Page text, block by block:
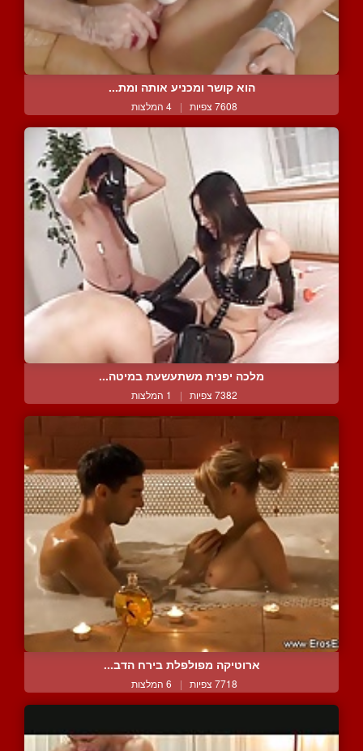
הוא קושר ומכניע אותה ומת...
7608 צפיות | 4 המלצות
מלכה יפנית משתעשעת במיטה...
7382 צפיות | 1 המלצות
ארוטיקה מפולפלת בירח הדב...
7718 צפיות | 6 המלצות